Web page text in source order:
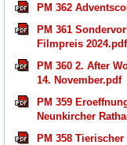
PM 362
PM 361
Filmpreis 2024.pdf
PM 360 2. After
14. November.pdf
PM 359
Neunkircher
PM 358